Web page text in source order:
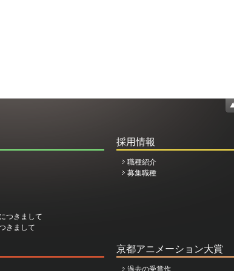
つきまして
きまして
採用情報
職種紹介
募集職種
京都アニメーション大賞
過去の受賞作